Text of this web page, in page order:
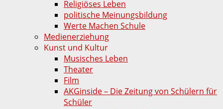
Religiöses Leben
politische Meinungsbildung
Werte Machen Schule
Medienerziehung
Kunst und Kultur
Musisches Leben
Theater
Film
AKGinside – Die Zeitung von Schülern für
Schüler